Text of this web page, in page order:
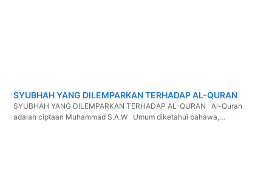
SYUBHAH YANG DILEMPARKAN TERHADAP AL-QURAN
SYUBHAH YANG DILEMPARKAN TERHADAP AL-QURAN Al-Quran
adalah ciptaan Muhammad S.A.W Umum diketahui bahawa,…